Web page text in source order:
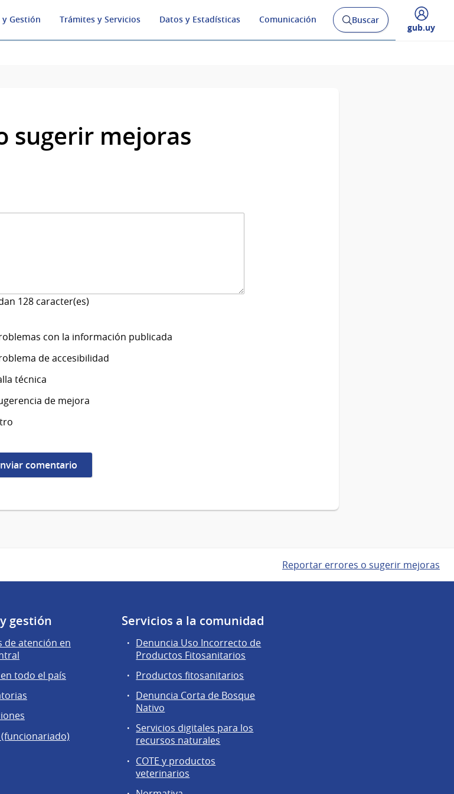
Gestión Trámites y Servicios Datos y Estadísticas Comunicación
Abrir
buscador
Buscar
Desplegar
gub.uy
sugerir mejoras
128 caracter(es)
con la información publicada
de accesibilidad
técnica
de mejora
Reportar errores o sugerir mejoras
gestión
de atención en
todo el país
Servicios a la comunidad
Denuncia Uso Incorrecto de
Productos Fitosanitarios
Productos fitosanitarios
Denuncia Corta de Bosque
Nativo
Servicios digitales para los
recursos naturales
COTE y productos
veterinarios